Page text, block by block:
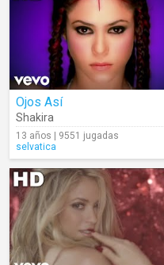
Ojos Así
Shakira
13 años | 9551 jugadas
selvatica